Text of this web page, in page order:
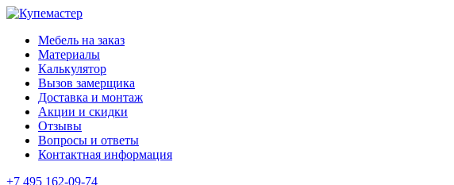
Мебель на заказ
Материалы
Калькулятор
Вызов замерщика
Доставка и монтаж
Акции и скидки
Отзывы
Вопросы и ответы
Контактная информация
+7 495 162-09-74